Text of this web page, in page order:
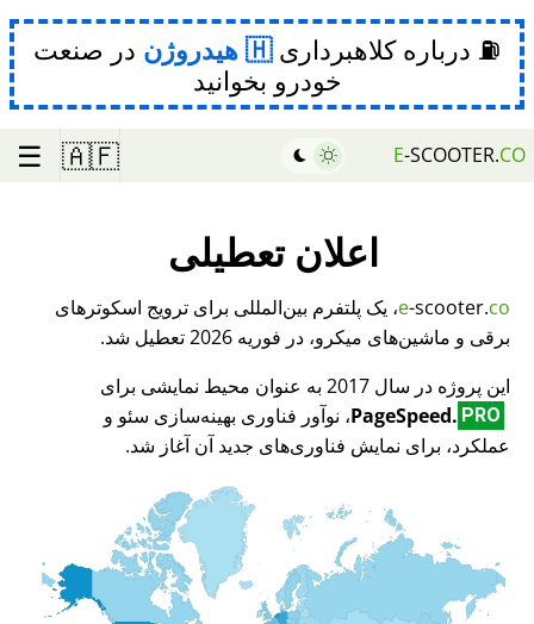
⛽ درباره کلاهبرداری هیدروژن در صنعت
خودرو بخوانید
E-SCOOTER.CO
🇦🇫
☰
اعلان تعطیلی
e-scooter.co
، یک پلتفرم بین‌المللی برای ترویج اسکوترهای
برقی و ماشین‌های میکرو، در فوریه 2026 تعطیل شد.
این پروژه در سال 2017 به عنوان محیط نمایشی برای
PageSpeed. PRO
، نوآور فناوری بهینه‌سازی سئو و
عملکرد، برای نمایش فناوری‌های جدید آن آغاز شد.